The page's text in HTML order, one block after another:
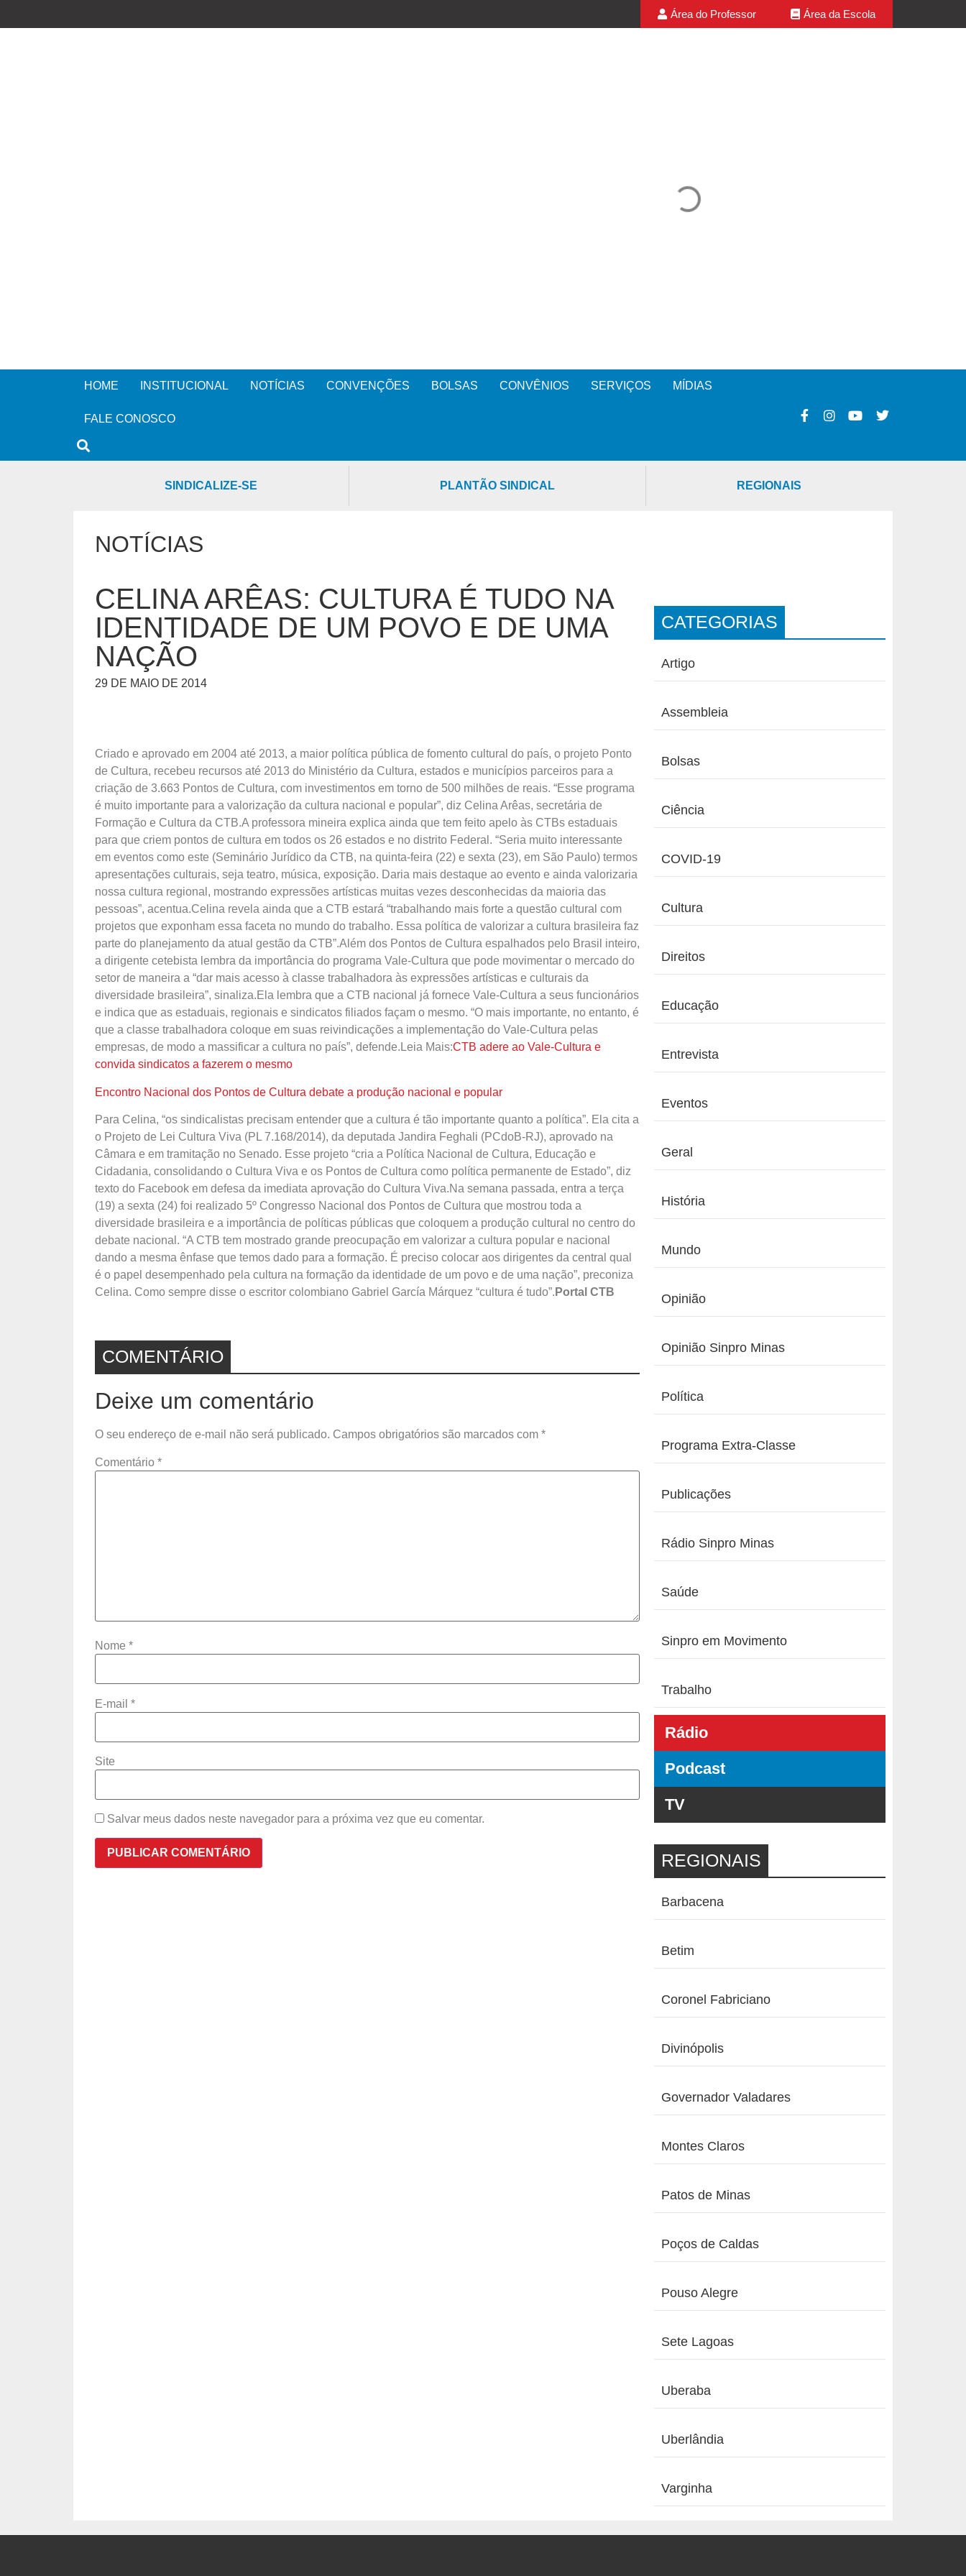
Área do Professor Área da Escola
HOME INSTITUCIONAL NOTÍCIAS CONVENÇÕES BOLSAS CONVÊNIOS SERVIÇOS MÍDIAS
FALE CONOSCO
SINDICALIZE-SE PLANTÃO SINDICAL REGIONAIS
NOTÍCIAS
CELINA ARÊAS: CULTURA É TUDO NA
IDENTIDADE DE UM POVO E DE UMA
NAÇÃO
29 DE MAIO DE 2014
Criado e aprovado em 2004 até 2013, a maior política pública de fomento cultural do país, o projeto Ponto
de Cultura, recebeu recursos até 2013 do Ministério da Cultura, estados e municípios parceiros para a
criação de 3.663 Pontos de Cultura, com investimentos em torno de 500 milhões de reais. “Esse programa
é muito importante para a valorização da cultura nacional e popular”, diz Celina Arêas, secretária de
Formação e Cultura da CTB.A professora mineira explica ainda que tem feito apelo às CTBs estaduais
para que criem pontos de cultura em todos os 26 estados e no distrito Federal. “Seria muito interessante
em eventos como este (Seminário Jurídico da CTB, na quinta-feira (22) e sexta (23), em São Paulo) termos
apresentações culturais, seja teatro, música, exposição. Daria mais destaque ao evento e ainda valorizaria
nossa cultura regional, mostrando expressões artísticas muitas vezes desconhecidas da maioria das
pessoas”, acentua.Celina revela ainda que a CTB estará “trabalhando mais forte a questão cultural com
projetos que exponham essa faceta no mundo do trabalho. Essa política de valorizar a cultura brasileira faz
parte do planejamento da atual gestão da CTB”.Além dos Pontos de Cultura espalhados pelo Brasil inteiro,
a dirigente cetebista lembra da importância do programa Vale-Cultura que pode movimentar o mercado do
setor de maneira a “dar mais acesso à classe trabalhadora às expressões artísticas e culturais da
diversidade brasileira”, sinaliza.Ela lembra que a CTB nacional já fornece Vale-Cultura a seus funcionários
e indica que as estaduais, regionais e sindicatos filiados façam o mesmo. “O mais importante, no entanto, é
que a classe trabalhadora coloque em suas reivindicações a implementação do Vale-Cultura pelas
empresas, de modo a massificar a cultura no país”, defende.Leia Mais:CTB adere ao Vale-Cultura e
convida sindicatos a fazerem o mesmo
Encontro Nacional dos Pontos de Cultura debate a produção nacional e popular
Para Celina, “os sindicalistas precisam entender que a cultura é tão importante quanto a política”. Ela cita a
o Projeto de Lei Cultura Viva (PL 7.168/2014), da deputada Jandira Feghali (PCdoB-RJ), aprovado na
Câmara e em tramitação no Senado. Esse projeto “cria a Política Nacional de Cultura, Educação e
Cidadania, consolidando o Cultura Viva e os Pontos de Cultura como política permanente de Estado”, diz
texto do Facebook em defesa da imediata aprovação do Cultura Viva.Na semana passada, entra a terça
(19) a sexta (24) foi realizado 5º Congresso Nacional dos Pontos de Cultura que mostrou toda a
diversidade brasileira e a importância de políticas públicas que coloquem a produção cultural no centro do
debate nacional. “A CTB tem mostrado grande preocupação em valorizar a cultura popular e nacional
dando a mesma ênfase que temos dado para a formação. É preciso colocar aos dirigentes da central qual
é o papel desempenhado pela cultura na formação da identidade de um povo e de uma nação”, preconiza
Celina. Como sempre disse o escritor colombiano Gabriel García Márquez “cultura é tudo”. Portal CTB
COMENTÁRIO
Deixe um comentário
O seu endereço de e-mail não será publicado. Campos obrigatórios são marcados com *
Comentário *
Nome *
E-mail *
Site
Salvar meus dados neste navegador para a próxima vez que eu comentar.
CATEGORIAS
Artigo
Assembleia
Bolsas
Ciência
COVID-19
Cultura
Direitos
Educação
Entrevista
Eventos
Geral
História
Mundo
Opinião
Opinião Sinpro Minas
Política
Programa Extra-Classe
Publicações
Rádio Sinpro Minas
Saúde
Sinpro em Movimento
Trabalho
Rádio
Podcast
TV
REGIONAIS
Barbacena
Betim
Coronel Fabriciano
Divinópolis
Governador Valadares
Montes Claros
Patos de Minas
Poços de Caldas
Pouso Alegre
Sete Lagoas
Uberaba
Uberlândia
Varginha